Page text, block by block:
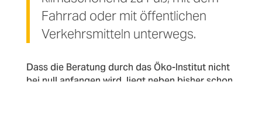
Fahrrad oder mit öffentlichen
Verkehrsmitteln unterwegs.
Dass die Beratung durch das Öko-Institut nicht
bei null anfangen wird, liegt neben bisher schon